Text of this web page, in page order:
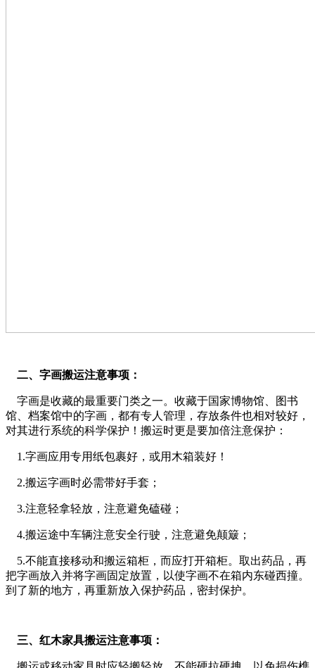
二、字画搬运注意事项：
字画是收藏的最重要门类之一。收藏于国家博物馆、图书
馆、档案馆中的字画，都有专人管理，存放条件也相对较好，
对其进行系统的科学保护！搬运时更是要加倍注意保护：
1.字画应用专用纸包裹好，或用木箱装好！
2.搬运字画时必需带好手套；
3.注意轻拿轻放，注意避免磕碰；
4.搬运途中车辆注意安全行驶，注意避免颠簸；
5.不能直接移动和搬运箱柜，而应打开箱柜。取出药品，再
把字画放入并将字画固定放置，以使字画不在箱内东碰西撞。
到了新的地方，再重新放入保护药品，密封保护。
三、红木家具搬运注意事项：